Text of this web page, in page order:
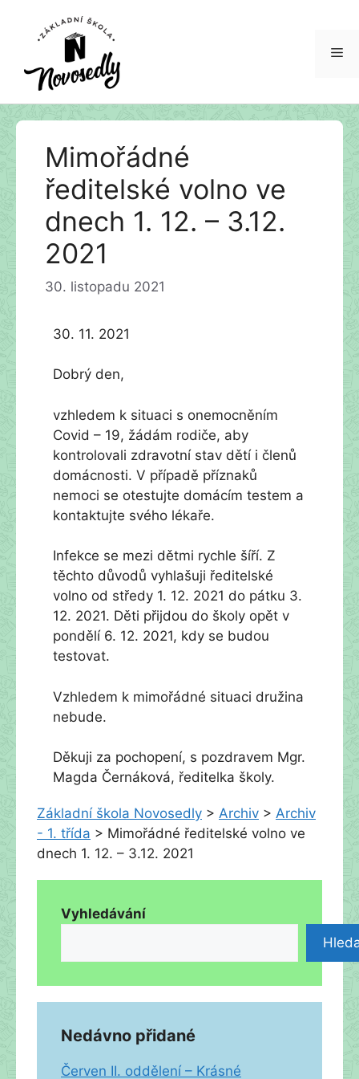
Přeskočit
Mimořádné
ředitelské volno ve
dnech 1. 12. – 3.12.
2021
30. listopadu 2021
30. 11. 2021
Dobrý den,
vzhledem k situaci s onemocněním
Covid – 19, žádám rodiče, aby
kontrolovali zdravotní stav dětí i členů
domácnosti. V případě příznaků
nemoci se otestujte domácím testem a
kontaktujte svého lékaře.
Infekce se mezi dětmi rychle šíří. Z
těchto důvodů vyhlašuji ředitelské
volno od středy 1. 12. 2021 do pátku 3.
12. 2021. Děti přijdou do školy opět v
pondělí 6. 12. 2021, kdy se budou
testovat.
Vzhledem k mimořádné situaci družina
nebude.
Děkuji za pochopení, s pozdravem Mgr.
Magda Černáková, ředitelka školy.
Základní škola Novosedly > Archiv > Archiv
- 1. třída > Mimořádné ředitelské volno ve
dnech 1. 12. – 3.12. 2021
Vyhledávání
Nedávno přidané
Červen II. oddělení – Krásné